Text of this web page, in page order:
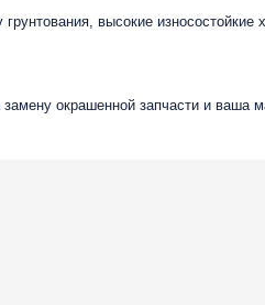
высокие износостойкие
окрашенной запчасти и ваша